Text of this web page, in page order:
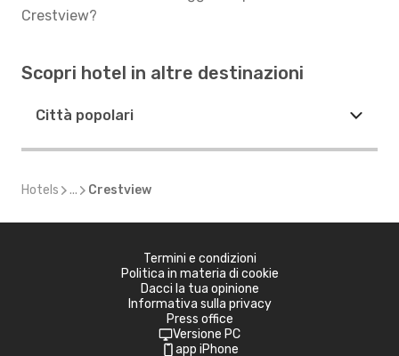
Crestview?
Scopri hotel in altre destinazioni
Città popolari
Hotels ... Crestview
Termini e condizioni
Politica in materia di cookie
Dacci la tua opinione
Informativa sulla privacy
Press office
Versione PC
app iPhone